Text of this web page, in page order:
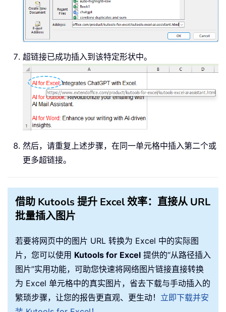
超链接已成功插入到该特定形状中。
然后，请重复上述步骤，在同一单元格中插入第二个或
更多超链接。
借助 Kutools 提升 Excel 效率：直接从 URL
批量插入图片
若要将网页中的图片 URL 转换为 Excel 中的实际图
片，您可以使用 Kutools for Excel 提供的“从路径插入
图片”实用功能，可助您快速将网络图片链接直接转换
为 Excel 单元格中的真实图片，省去下载与手动插入的
繁琐步骤，让您的报告更直观、更生动！ 立即下载并安